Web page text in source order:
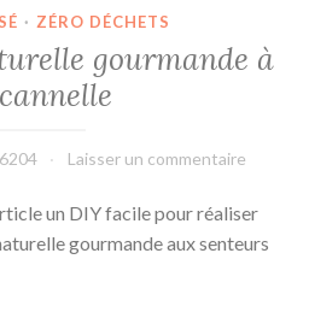
· ZÉRO DÉCHETS
gourmande à
Laisser un commentaire
un DIY facile pour réaliser
gourmande aux senteurs